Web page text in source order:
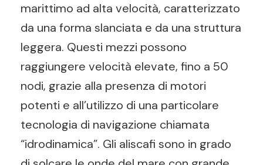
marittimo ad alta velocità, caratterizzato
da una forma slanciata e da una struttura
leggera. Questi mezzi possono
raggiungere velocità elevate, fino a 50
nodi, grazie alla presenza di motori
potenti e all’utilizzo di una particolare
tecnologia di navigazione chiamata
“idrodinamica”. Gli aliscafi sono in grado